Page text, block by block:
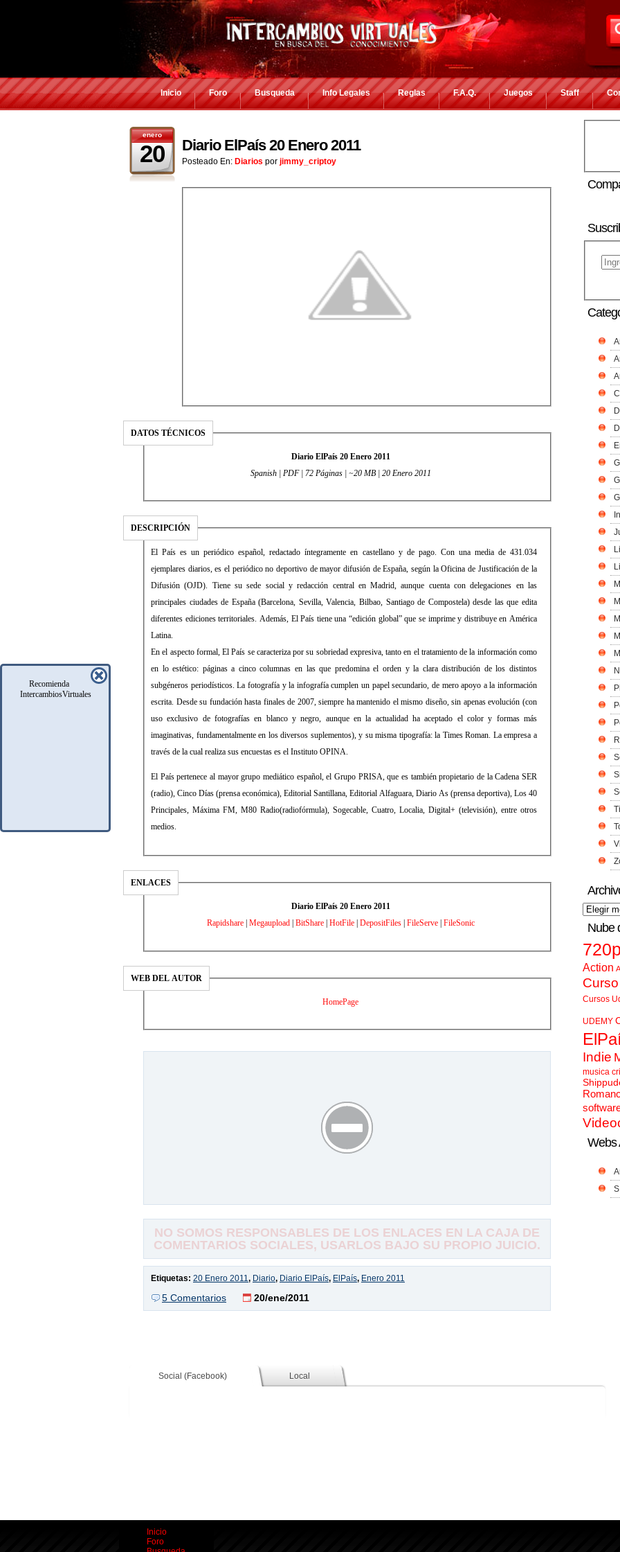
Recomienda
IntercambiosVirtuales
Inicio Foro Busqueda Info Legales Reglas F.A.Q. Juegos Staff
enero
20 Diario ElPaís 20 Enero 2011
Posteado En: Diarios por jimmy_criptoy
DATOS TÉCNICOS
Diario ElPaís 20 Enero 2011
Spanish | PDF | 72 Páginas | ~20 MB | 20 Enero 2011
DESCRIPCIÓN
El País es un periódico español, redactado íntegramente en castellano y de pago. Con una media de 431.034
ejemplares diarios, es el periódico no deportivo de mayor difusión de España, según la Oficina de Justificación de la
Difusión (OJD). Tiene su sede social y redacción central en Madrid, aunque cuenta con delegaciones en las
principales ciudades de España (Barcelona, Sevilla, Valencia, Bilbao, Santiago de Compostela) desde las que edita
diferentes ediciones territoriales. Además, El País tiene una “edición global” que se imprime y distribuye en América
Latina.
En el aspecto formal, El País se caracteriza por su sobriedad expresiva, tanto en el tratamiento de la información como
en lo estético: páginas a cinco columnas en las que predomina el orden y la clara distribución de los distintos
subgéneros periodísticos. La fotografía y la infografía cumplen un papel secundario, de mero apoyo a la información
escrita. Desde su fundación hasta finales de 2007, siempre ha mantenido el mismo diseño, sin apenas evolución (con
uso exclusivo de fotografías en blanco y negro, aunque en la actualidad ha aceptado el color y formas más
imaginativas, fundamentalmente en los diversos suplementos), y su misma tipografía: la Times Roman. La empresa a
través de la cual realiza sus encuestas es el Instituto OPINA.
El País pertenece al mayor grupo mediático español, el Grupo PRISA, que es también propietario de la Cadena SER
(radio), Cinco Días (prensa económica), Editorial Santillana, Editorial Alfaguara, Diario As (prensa deportiva), Los 40
Principales, Máxima FM, M80 Radio(radiofórmula), Sogecable, Cuatro, Localia, Digital+ (televisión), entre otros
medios.
ENLACES
Diario ElPaís 20 Enero 2011
Rapidshare| Megaupload| BitShare| HotFile| DepositFiles| FileServe| FileSonic
WEB DEL AUTOR
HomePage
NO SOMOS RESPONSABLES DE LOS ENLACES EN LA CAJA DE
COMENTARIOS SOCIALES, USARLOS BAJO SU PROPIO JUICIO.
Etiquetas: 20 Enero 2011, Diario, Diario ElPaís, ElPaís, Enero 2011
5 Comentarios 20/ene/2011
Social (Facebook) Local
Nube
Action
Cursos
UDEMY
Indie
musica
Webs
Inicio
Foro